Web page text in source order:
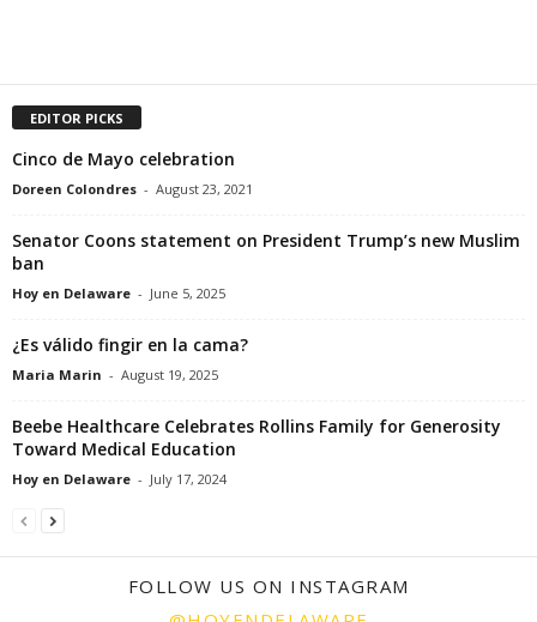
EDITOR PICKS
Cinco de Mayo celebration
Doreen Colondres - August 23, 2021
Senator Coons statement on President Trump’s new Muslim
ban
Hoy en Delaware - June 5, 2025
¿Es válido fingir en la cama?
Maria Marin - August 19, 2025
Beebe Healthcare Celebrates Rollins Family for Generosity
Toward Medical Education
Hoy en Delaware - July 17, 2024
FOLLOW US ON INSTAGRAM